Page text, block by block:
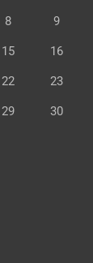
8 9
15 16
22 23
29 30